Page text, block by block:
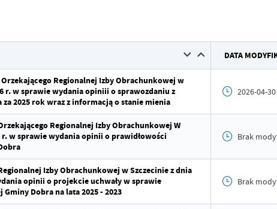
DATA
Orzekającego Regionalnej Izby Obrachunkowej w
r. w sprawie wydania opiniii o sprawozdaniu z
2025 rok wraz z informacją o stanie mienia
2026-04-
Regionalnej Izby Obrachunkowej W
r. w sprawie wydania opinii o prawidłowości
Brak
Izby Obrachunkowej w Szczecinie z dnia
opinii o projekcie uchwały w sprawie
Dobra na lata 2025 - 2023
Brak